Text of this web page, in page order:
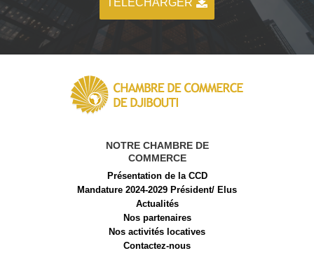
TÉLÉCHARGER
NOTRE CHAMBRE DE
COMMERCE
Présentation de la CCD
Mandature 2024-2029 Président/ Elus
Actualités
Nos partenaires
Nos activités locatives
Contactez-nous